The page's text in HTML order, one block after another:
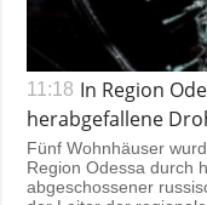
11:18 In Region
herabgefallene
Fünf Wohnhäuser
Region Odessa durch
abgeschossener